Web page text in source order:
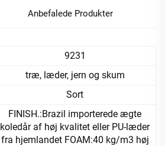
Anbefalede Produkter
9231
træ, læder, jern og skum
Sort
FINISH.:Brazil importerede ægte
koledår af høj kvalitet eller PU-læder
fra hjemlandet FOAM:40 kg/m3 høj